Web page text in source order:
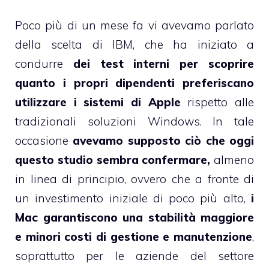
Poco più di un mese fa vi avevamo parlato
della scelta di IBM, che ha iniziato a
condurre dei test interni per scoprire
quanto i propri dipendenti preferiscano
utilizzare i sistemi di Apple rispetto alle
tradizionali soluzioni Windows. In tale
occasione avevamo supposto ciò che oggi
questo studio sembra confermare, almeno
in linea di principio, ovvero che a fronte di
un investimento iniziale di poco più alto, i
Mac garantiscono una stabilità maggiore
e minori costi di gestione e manutenzione,
soprattutto per le aziende del settore